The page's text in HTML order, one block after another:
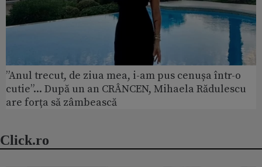
”Anul trecut, de ziua mea, i-am pus cenușa într-o
cutie”... După un an CRÂNCEN, Mihaela Rădulescu
are forța să zâmbească
Click.ro